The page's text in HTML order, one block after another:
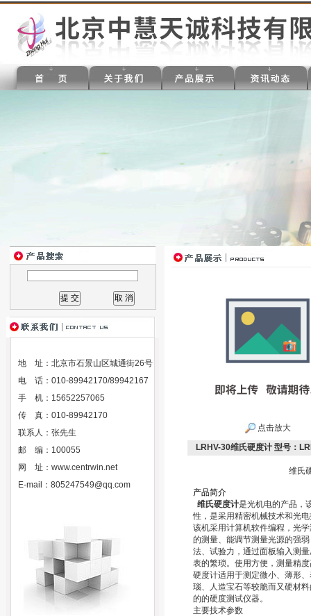
地 址：北京市石景山区城通街26号
电 话：010-89942170/89942167
手 机：15652257065
传 真：010-89942170
联系人：张先生
邮 编：100055
网 址： www.centrwin.net
E-mail： 805247549@qq.com
点击放大
LRHV-30维氏硬度计 型号：
维氏
产品简介
维氏硬度计是光机电的产品，
性，是采用精密机械技术和光
该机采用计算机软件编程，光
的测量、能调节测量光源的强
法、试验力，通过面板输入测
表的繁琐。使用方便，测量精度
硬度计适用于测定微小、薄形
瑙、人造宝石等较脆而又硬材
的的硬度测试仪器。
主要技术参数